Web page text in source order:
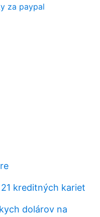
za paypal
kreditných kariet
dolárov na